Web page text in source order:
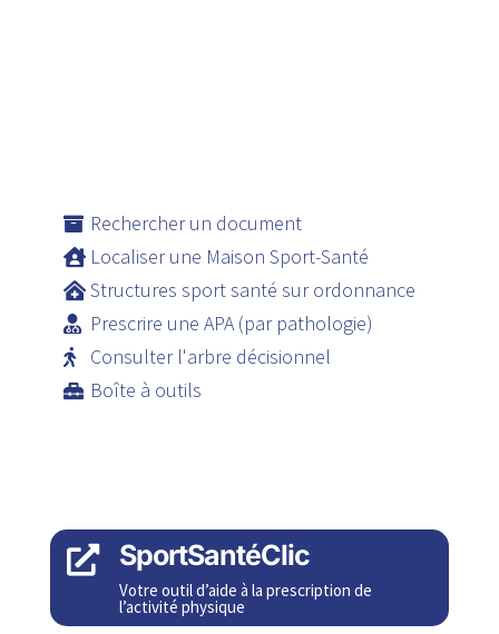
Rechercher un document
Localiser une Maison Sport-Santé
Structures sport santé sur ordonnance
Prescrire une APA (par pathologie)
Consulter l'arbre décisionnel
Boîte à outils
 SportSantéClic
Votre outil d’aide à la prescription de
l’activité physique